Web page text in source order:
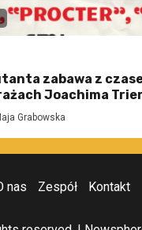
zabawa z
Joachima
Grabowska
nas Zespół Kontakt